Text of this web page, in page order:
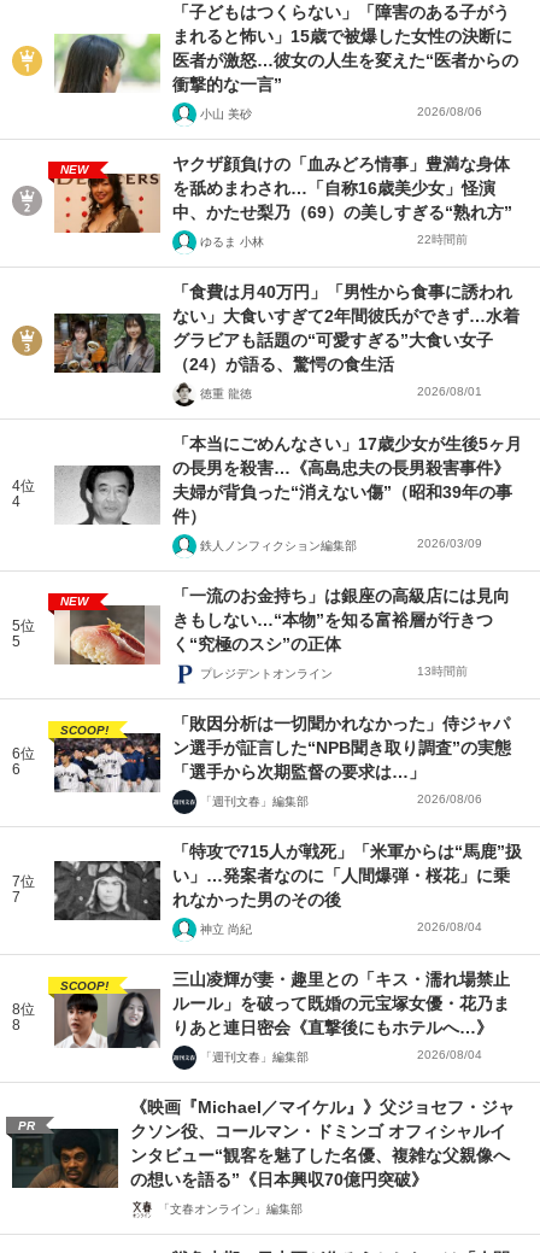
「子どもはつくらない」「障害のある子がう
まれると怖い」15歳で被爆した女性の決断に
医者が激怒…彼女の人生を変えた“医者からの
衝撃的な一言”
小山 美砂 2026/08/06
NEW
ヤクザ顔負けの「血みどろ情事」豊満な身体
を舐めまわされ…「自称16歳美少女」怪演
中、かたせ梨乃（69）の美しすぎる“熟れ方”
ゆるま 小林 22時間前
「食費は月40万円」「男性から食事に誘われ
ない」大食いすぎて2年間彼氏ができず…水着
グラビアも話題の“可愛すぎる”大食い女子
（24）が語る、驚愕の食生活
徳重 龍徳 2026/08/01
4位
4
「本当にごめんなさい」17歳少女が生後5ヶ月
の長男を殺害…《高島忠夫の長男殺害事件》
夫婦が背負った“消えない傷”（昭和39年の事
件）
鉄人ノンフィクション編集部 2026/03/09
5位
5
NEW
「一流のお金持ち」は銀座の高級店には見向
きもしない…“本物”を知る富裕層が行きつ
く“究極のスシ”の正体
プレジデントオンライン 13時間前
6位
6
SCOOP!
「敗因分析は一切聞かれなかった」侍ジャパ
ン選手が証言した“NPB聞き取り調査”の実態
「選手から次期監督の要求は…」
「週刊文春」編集部 2026/08/06
7位
7
「特攻で715人が戦死」「米軍からは“馬鹿”扱
い」…発案者なのに「人間爆弾・桜花」に乗
れなかった男のその後
神立 尚紀 2026/08/04
8位
8
SCOOP!
三山凌輝が妻・趣里との「キス・濡れ場禁止
ルール」を破って既婚の元宝塚女優・花乃ま
りあと連日密会《直撃後にもホテルへ…》
「週刊文春」編集部 2026/08/04
PR
《映画『Michael／マイケル』》父ジョセフ・ジャ
クソン役、コールマン・ドミンゴ オフィシャルイ
ンタビュー“観客を魅了した名優、複雑な父親像へ
の想いを語る”《日本興収70億円突破》
「文春オンライン」編集部